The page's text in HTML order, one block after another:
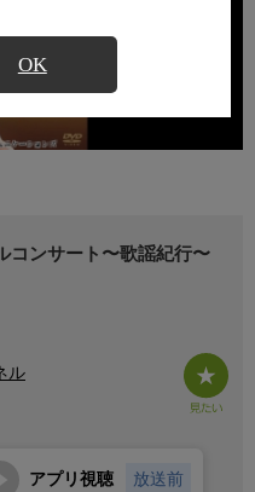
OK
コンサート〜歌謡紀行〜
ル
アプリ視聴 放送前